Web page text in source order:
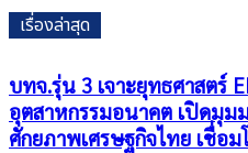
เรื่องล่าสุด
บทจ.รุ่น 3 เจาะยุทธศาสตร์
อุตสาหกรรมอนาคต เปิดมุม
ศักยภาพเศรษฐกิจไทย เชื่อ